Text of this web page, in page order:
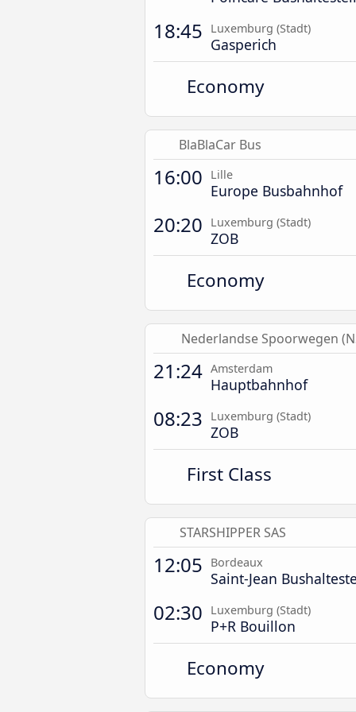
18:45 Luxemburg (Stadt)
Gasperich
Economy
BlaBlaCar Bus
16:00 Lille
Europe Busbahnhof
20:20 Luxemburg (Stadt)
ZOB
Economy
Nederlandse Spoorwegen
21:24 Amsterdam
Hauptbahnhof
08:23 Luxemburg (Stadt)
ZOB
First Class
STARSHIPPER SAS
12:05 Bordeaux
Saint-Jean
02:30 Luxemburg (Stadt)
P+R Bouillon
Economy